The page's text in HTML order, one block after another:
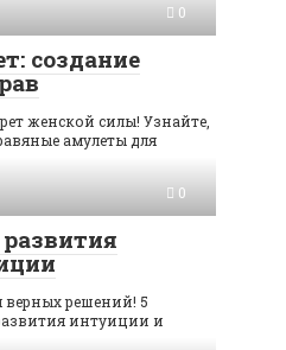
0
создание
женской силы! Узнайте,
амулеты для
0
верных решений! 5
интуиции и